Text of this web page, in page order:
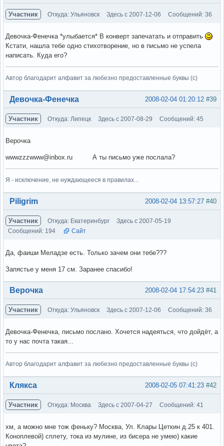
Участник Откуда: Ульяновск Здесь с 2007-12-06 Сообщений: 36
Девочка-Фенечка *улыбается* В конверт запечатать и отправить
Кстати, нашла тебе одно стихотворение, но в письмо не успела
написать. Куда его?
Автор благодарит алфавит за любезно предоставленные буквы (с)
Вне форума #39
2008-02-04 01:20:12
Девочка-Фенечка
Участник Откуда: Липецк Здесь с 2007-08-29 Сообщений: 45
Верочка
wwwzzzwww@inbox.ru А ты письмо уже послала?
Я - исключение, не нуждающееся в правилах...
Вне форума #40
2008-02-04 13:57:27
Piligrim
Участник Откуда: Екатеринбург
Здесь с 2007-05-19
Сообщений: 194
Сайт
Да, фаиши Меладзе есть. Только зачем они тебе???
Запястье у меня 17 см. Заранее спасибо!
Вне форума #41
2008-02-04 17:54:23
Верочка
Участник Откуда: Ульяновск Здесь с 2007-12-06 Сообщений: 36
Девочка-Фенечка, письмо послано. Хочется надеяться, что дойдёт, а
то у нас почта такая...
Автор благодарит алфавит за любезно предоставленные буквы (с)
Вне форума #42
2008-02-05 07:41:23
Клякса
Участник Откуда: Москва Здесь с 2007-04-27 Сообщений: 41
хм, а можно мне тож феньку? Москва, Ул. Клары Цеткин д.25 к 401.
Коноплевой) сплету, тока из мулине, из бисера не умею) какие